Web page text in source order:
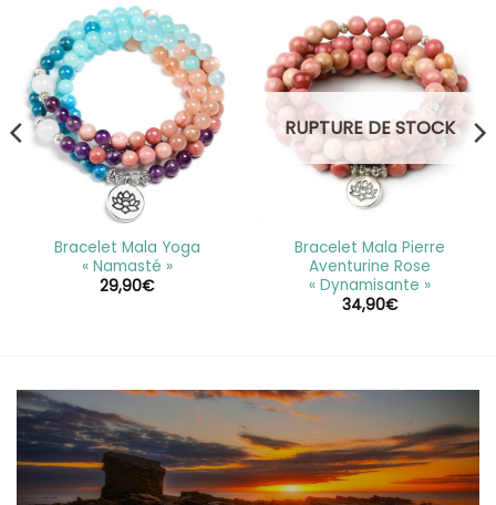
Bracelet Mala Yoga
« Namasté »
29,90€
RUPTURE DE STOCK
Bracelet Mala Pierre
Aventurine Rose
« Dynamisante »
34,90€